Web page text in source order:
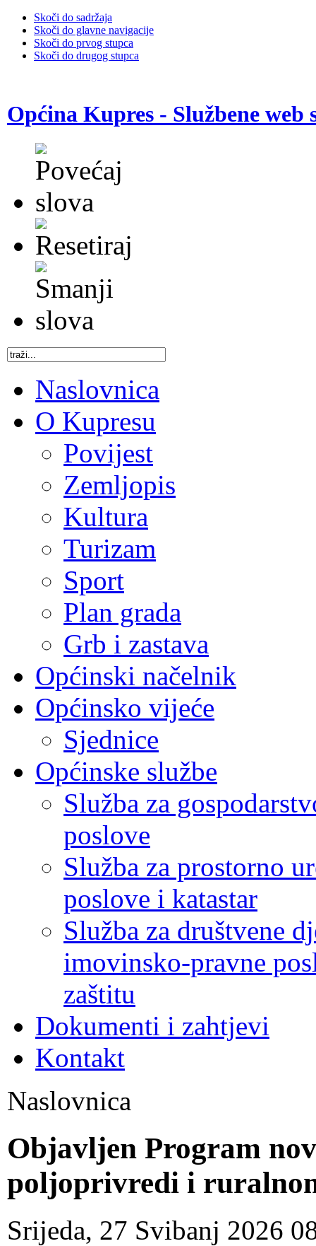
Skoči do sadržaja
Skoči do glavne navigacije
Skoči do prvog stupca
Skoči do drugog stupca
Općina Kupres - Službene web
Naslovnica
O Kupresu
Povijest
Zemljopis
Kultura
Turizam
Sport
Plan grada
Grb i zastava
Općinski načelnik
Općinsko vijeće
Sjednice
Općinske službe
Služba za
poslove
Služba za prostorno
poslove i katastar
Služba za društvene
imovinsko-pravne
zaštitu
Dokumenti i zahtjevi
Kontakt
Naslovnica
Objavljen Program
poljoprivredi i
Srijeda, 27 Svibanj 2026